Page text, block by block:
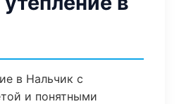
в Нальчик с
и понятными